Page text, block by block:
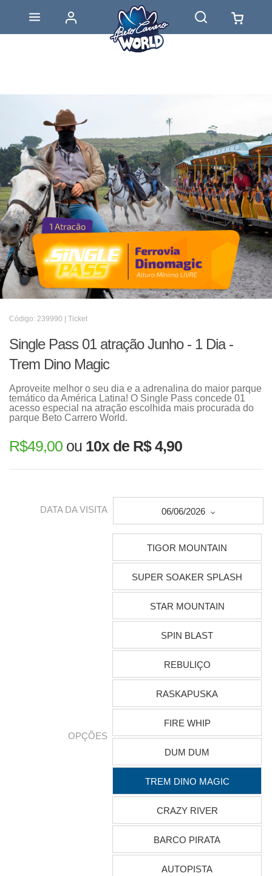
Código: 239990 | Ticket
Single Pass 01 atração Junho - 1 Dia -
Trem Dino Magic
Aproveite melhor o seu dia e a adrenalina do maior parque
temático da América Latina! O Single Pass concede 01
acesso especial na atração escolhida mais procurada do
parque Beto Carrero World.
R$49,00 ou 10x de R$ 4,90
DATA DA VISITA 06/06/2026
OPÇÕES
TIGOR MOUNTAIN
SUPER SOAKER SPLASH
STAR MOUNTAIN
SPIN BLAST
REBULIÇO
RASKAPUSKA
FIRE WHIP
DUM DUM
TREM DINO MAGIC
CRAZY RIVER
BARCO PIRATA
AUTOPISTA